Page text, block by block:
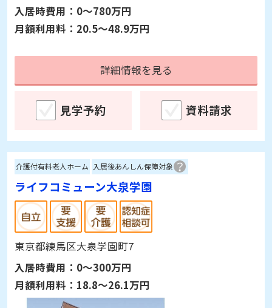
見学予約
介護付有料老人ホーム 入居後あんしん保障対象
ライフコミューン杉並松庵
東京都杉並区松庵2-22-28
入居時費用：0～780万円
月額利用料：20.5～48.9万円
見学予約